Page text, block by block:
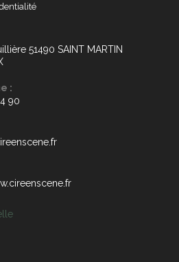
51490 SAINT MARTIN
:
90